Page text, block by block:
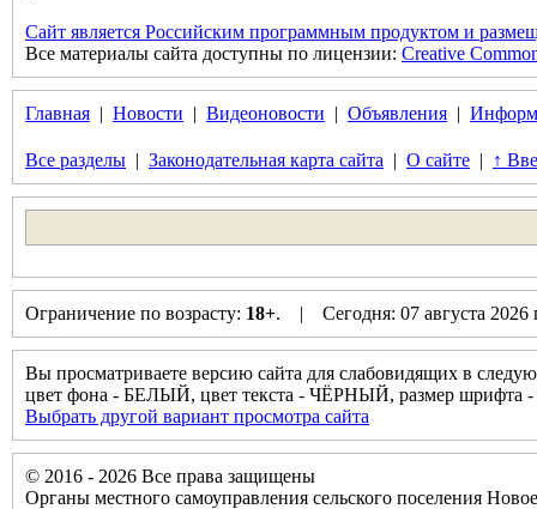
Сайт является Российским программным продуктом и
Все материалы сайта доступны по лицензии: Creative
Главная | Новости | Видеоновости | Объявления |
Все разделы | Законодательная карта сайта | О сайте | ↑
Ограничение по возрасту: 18+. | Сегодня: 07 августа
Вы просматриваете версию сайта для слабовидящих в
цвет фона - БЕЛЫЙ, цвет текста - ЧЁРНЫЙ, размер
Выбрать другой вариант просмотра сайта
© 2016 - 2026 Все права защищены
Органы местного самоуправления сельского поселения